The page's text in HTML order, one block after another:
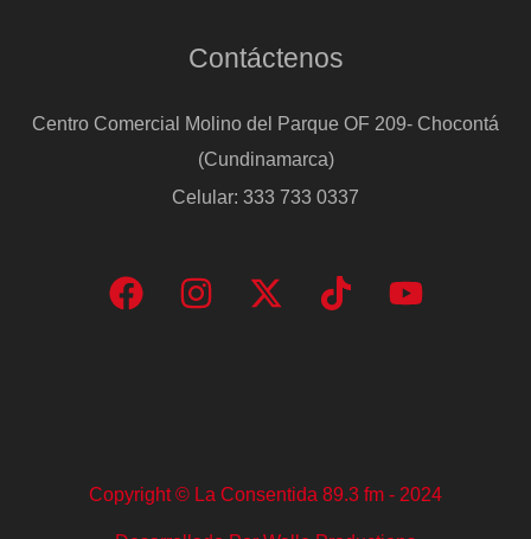
Contáctenos
Centro Comercial Molino del Parque OF 209- Chocontá
(Cundinamarca)
Celular: 333 733 0337
Copyright © La Consentida 89.3 fm - 2024